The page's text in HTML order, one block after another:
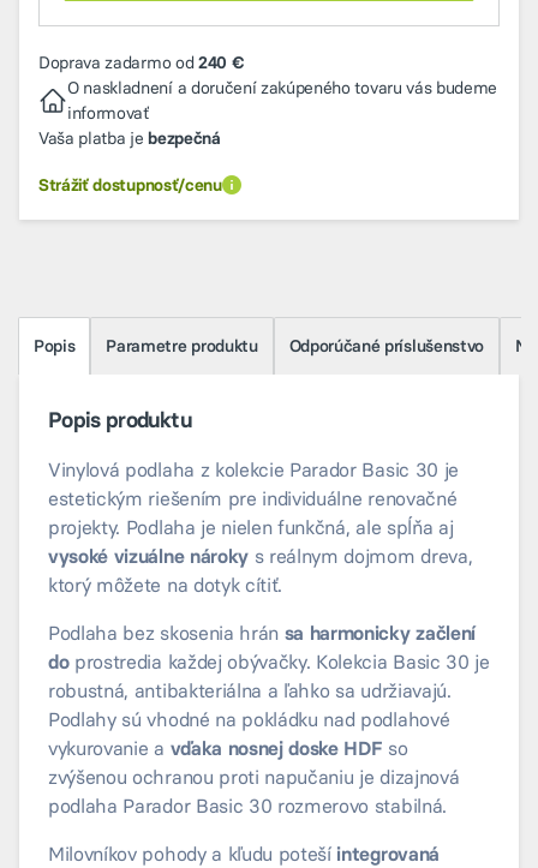
Doprava zadarmo od240 €
O naskladnení a doručení zakúpeného tovaru vás budeme
informovať
Vaša platba jebezpečná
Strážiť dostupnosť/cenu
Popis Parametre produktu Odporúčané príslušenstvo
Popis produktu
Vinylová podlaha z kolekcie Parador Basic 30 je
estetickým riešením pre individuálne renovačné
projekty. Podlaha je nielen funkčná, ale spĺňa aj
vysoké vizuálne nárokys reálnym dojmom dreva,
ktorý môžete na dotyk cítiť.
Podlaha bez skosenia hrán sa harmonicky začlení
doprostredia každej obývačky. Kolekcia Basic 30 je
robustná, antibakteriálna a ľahko sa udržiavajú.
Podlahy sú vhodné na pokládku nad podlahové
vykurovanie a vďaka nosnej doske HDF so
zvýšenou ochranou proti napučaniu je dizajnová
podlaha Parador Basic 30 rozmerovo stabilná.
Milovníkov pohody a kľudu poteší integrovaná